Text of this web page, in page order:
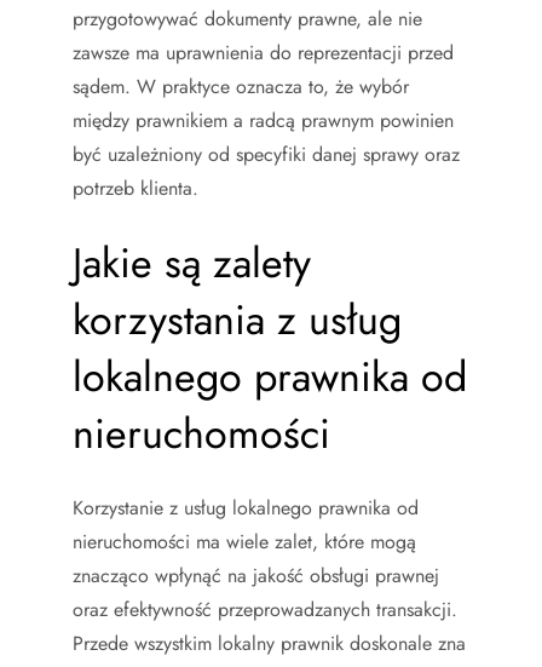
przygotowywać dokumenty prawne, ale nie
zawsze ma uprawnienia do reprezentacji przed
sądem. W praktyce oznacza to, że wybór
między prawnikiem a radcą prawnym powinien
być uzależniony od specyfiki danej sprawy oraz
potrzeb klienta.
Jakie są zalety
korzystania z usług
lokalnego prawnika od
nieruchomości
Korzystanie z usług lokalnego prawnika od
nieruchomości ma wiele zalet, które mogą
znacząco wpłynąć na jakość obsługi prawnej
oraz efektywność przeprowadzanych transakcji.
Przede wszystkim lokalny prawnik doskonale zna